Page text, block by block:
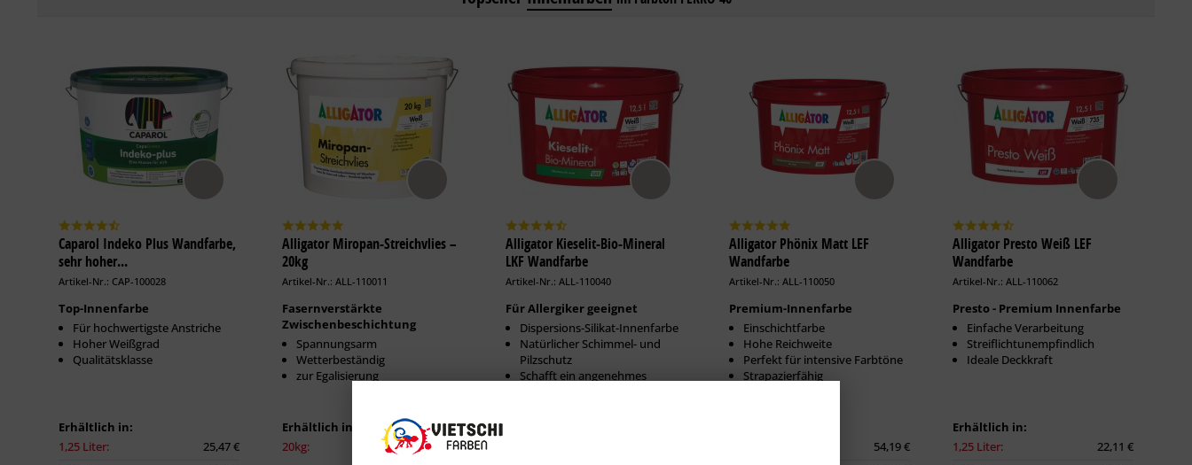
Caparol Indeko Plus Wandfarbe,
sehr hoher...
Artikel-Nr.: CAP-100028
Top-Innenfarbe
Für hochwertigste Anstriche
Hoher Weißgrad
Qualitätsklasse
Erhältlich in:
1,25 Liter:
25,47 €
Alligator Miropan-Streichvlies –
20kg
Artikel-Nr.: ALL-110011
Fasernverstärkte
Zwischenbeschichtung
Spannungsarm
Wetterbeständig
zur Egalisierung
Erhältlich in:
20kg:
316,97 €
Alligator Kieselit-Bio-Mineral
LKF Wandfarbe
Artikel-Nr.: ALL-110040
Für Allergiker geeignet
Dispersions-Silikat-Innenfarbe
Natürlicher Schimmel- und
Pilzschutz
Schafft ein angenehmes
Alligator Phönix Matt LEF
Wandfarbe
Artikel-Nr.: ALL-110050
Premium-Innenfarbe
Einschichtfarbe
Hohe Reichweite
Perfekt für intensive Farbtöne
Strapazierfähig
54,19 €
Alligator Presto Weiß LEF
Wandfarbe
Artikel-Nr.: ALL-110062
Presto - Premium Innenfarbe
Einfache Verarbeitung
Streiflichtunempfindlich
Ideale Deckkraft
Erhältlich in:
1,25 Liter:
22,11 €